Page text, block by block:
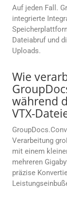
Auf jeden Fall.
integrierte
Dateiabruf und
Uploads.
Wie
während
VTX-
Verarbeitung
mit einem
mehreren
präzise